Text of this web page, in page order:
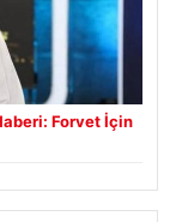
Forvet İçin